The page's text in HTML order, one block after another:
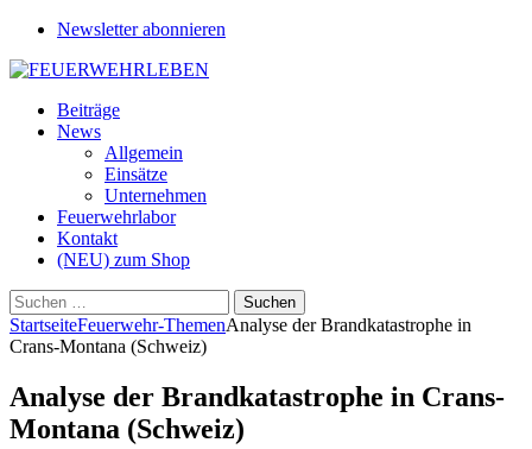
Newsletter abonnieren
Beiträge
News
Allgemein
Einsätze
Unternehmen
Feuerwehrlabor
Kontakt
(NEU) zum Shop
Suchen
nach:
StartseiteFeuerwehr-ThemenAnalyse der Brandkatastrophe in
Crans-Montana (Schweiz)
Analyse der Brandkatastrophe in Crans-
Montana (Schweiz)